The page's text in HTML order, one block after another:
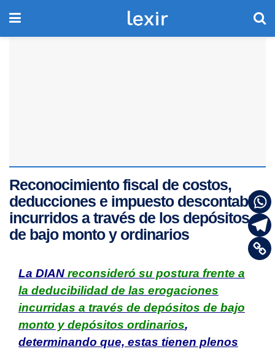
Reconocimiento fiscal de costos,
deducciones e impuesto descontable
incurridos a través de los depósitos
de bajo monto y ordinarios
La DIAN reconsideró su postura frente a
la deducibilidad de las erogaciones
incurridas a través de depósitos de bajo
monto y depósitos ordinarios,
determinando que, estas tienen plenos